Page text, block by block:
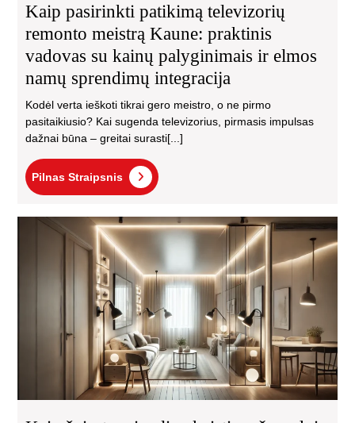
Kaip pasirinkti patikimą televizorių
remonto meistrą Kaune: praktinis
vadovas su kainų palyginimais ir elmos
namų sprendimų integracija
Kodėl verta ieškoti tikrai gero meistro, o ne pirmo
pasitaikiusio? Kai sugenda televizorius, pirmasis impulsas
dažnai būna – greitai surasti[...]
Pilnas Straipsnis
Pilnas
Straipsnis